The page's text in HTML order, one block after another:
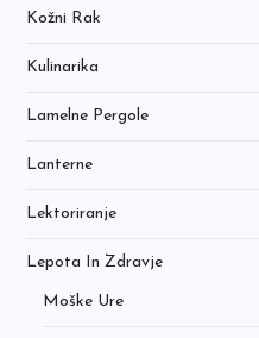
Kožni Rak
Kulinarika
Lamelne Pergole
Lanterne
Lektoriranje
Lepota In Zdravje
Moške Ure